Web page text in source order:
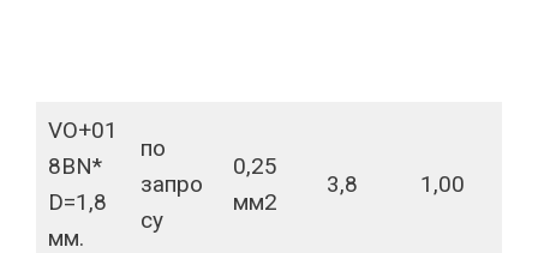
VO+01
8BN*
D=1,8
мм.
по
запро
су
0,25
мм2
3,8 1,00